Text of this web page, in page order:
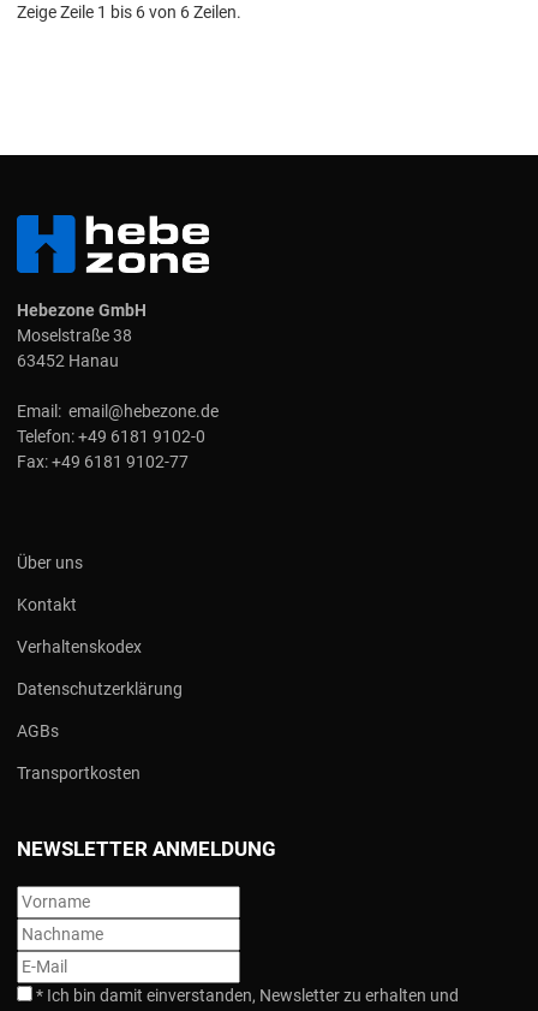
Zeige Zeile 1 bis 6 von 6 Zeilen.
Hebezone GmbH
Moselstraße 38
63452 Hanau
Email: email@hebezone.de
Telefon:+49 6181 9102-0
Fax:+49 6181 9102-77
Über uns
Kontakt
Verhaltenskodex
Datenschutzerklärung
AGBs
Transportkosten
NEWSLETTER ANMELDUNG
* Ich bin damit einverstanden, Newsletter zu erhalten und